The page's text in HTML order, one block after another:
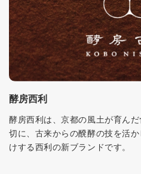
酵房西利
酵房西利は、京都の風土が育ん
切に、古来からの醗酵の技を活
けする西利の新ブランドです。